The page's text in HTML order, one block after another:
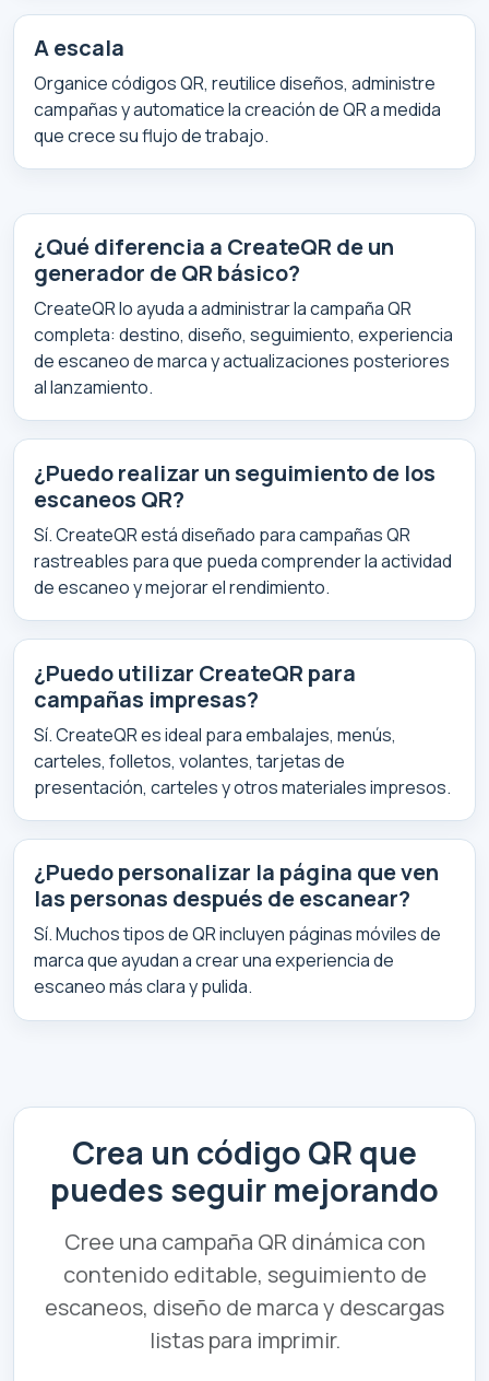
A escala
Organice códigos QR, reutilice diseños, administre
campañas y automatice la creación de QR a medida
que crece su flujo de trabajo.
¿Qué diferencia a CreateQR de un
generador de QR básico?
CreateQR lo ayuda a administrar la campaña QR
completa: destino, diseño, seguimiento, experiencia
de escaneo de marca y actualizaciones posteriores
al lanzamiento.
¿Puedo realizar un seguimiento de los
escaneos QR?
Sí. CreateQR está diseñado para campañas QR
rastreables para que pueda comprender la actividad
de escaneo y mejorar el rendimiento.
¿Puedo utilizar CreateQR para
campañas impresas?
Sí. CreateQR es ideal para embalajes, menús,
carteles, folletos, volantes, tarjetas de
presentación, carteles y otros materiales impresos.
¿Puedo personalizar la página que ven
las personas después de escanear?
Sí. Muchos tipos de QR incluyen páginas móviles de
marca que ayudan a crear una experiencia de
escaneo más clara y pulida.
Crea un código QR que
puedes seguir mejorando
Cree una campaña QR dinámica con
contenido editable, seguimiento de
escaneos, diseño de marca y descargas
listas para imprimir.